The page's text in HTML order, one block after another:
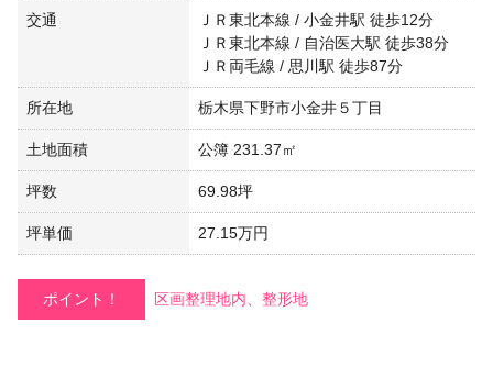
交通
ＪＲ東北本線 / 小金井駅 徒歩12分
ＪＲ東北本線 / 自治医大駅 徒歩38分
ＪＲ両毛線 / 思川駅 徒歩87分
所在地 栃木県下野市小金井５丁目
土地面積 公簿 231.37㎡
坪数 69.98坪
坪単価 27.15万円
ポイント！ 区画整理地内、整形地